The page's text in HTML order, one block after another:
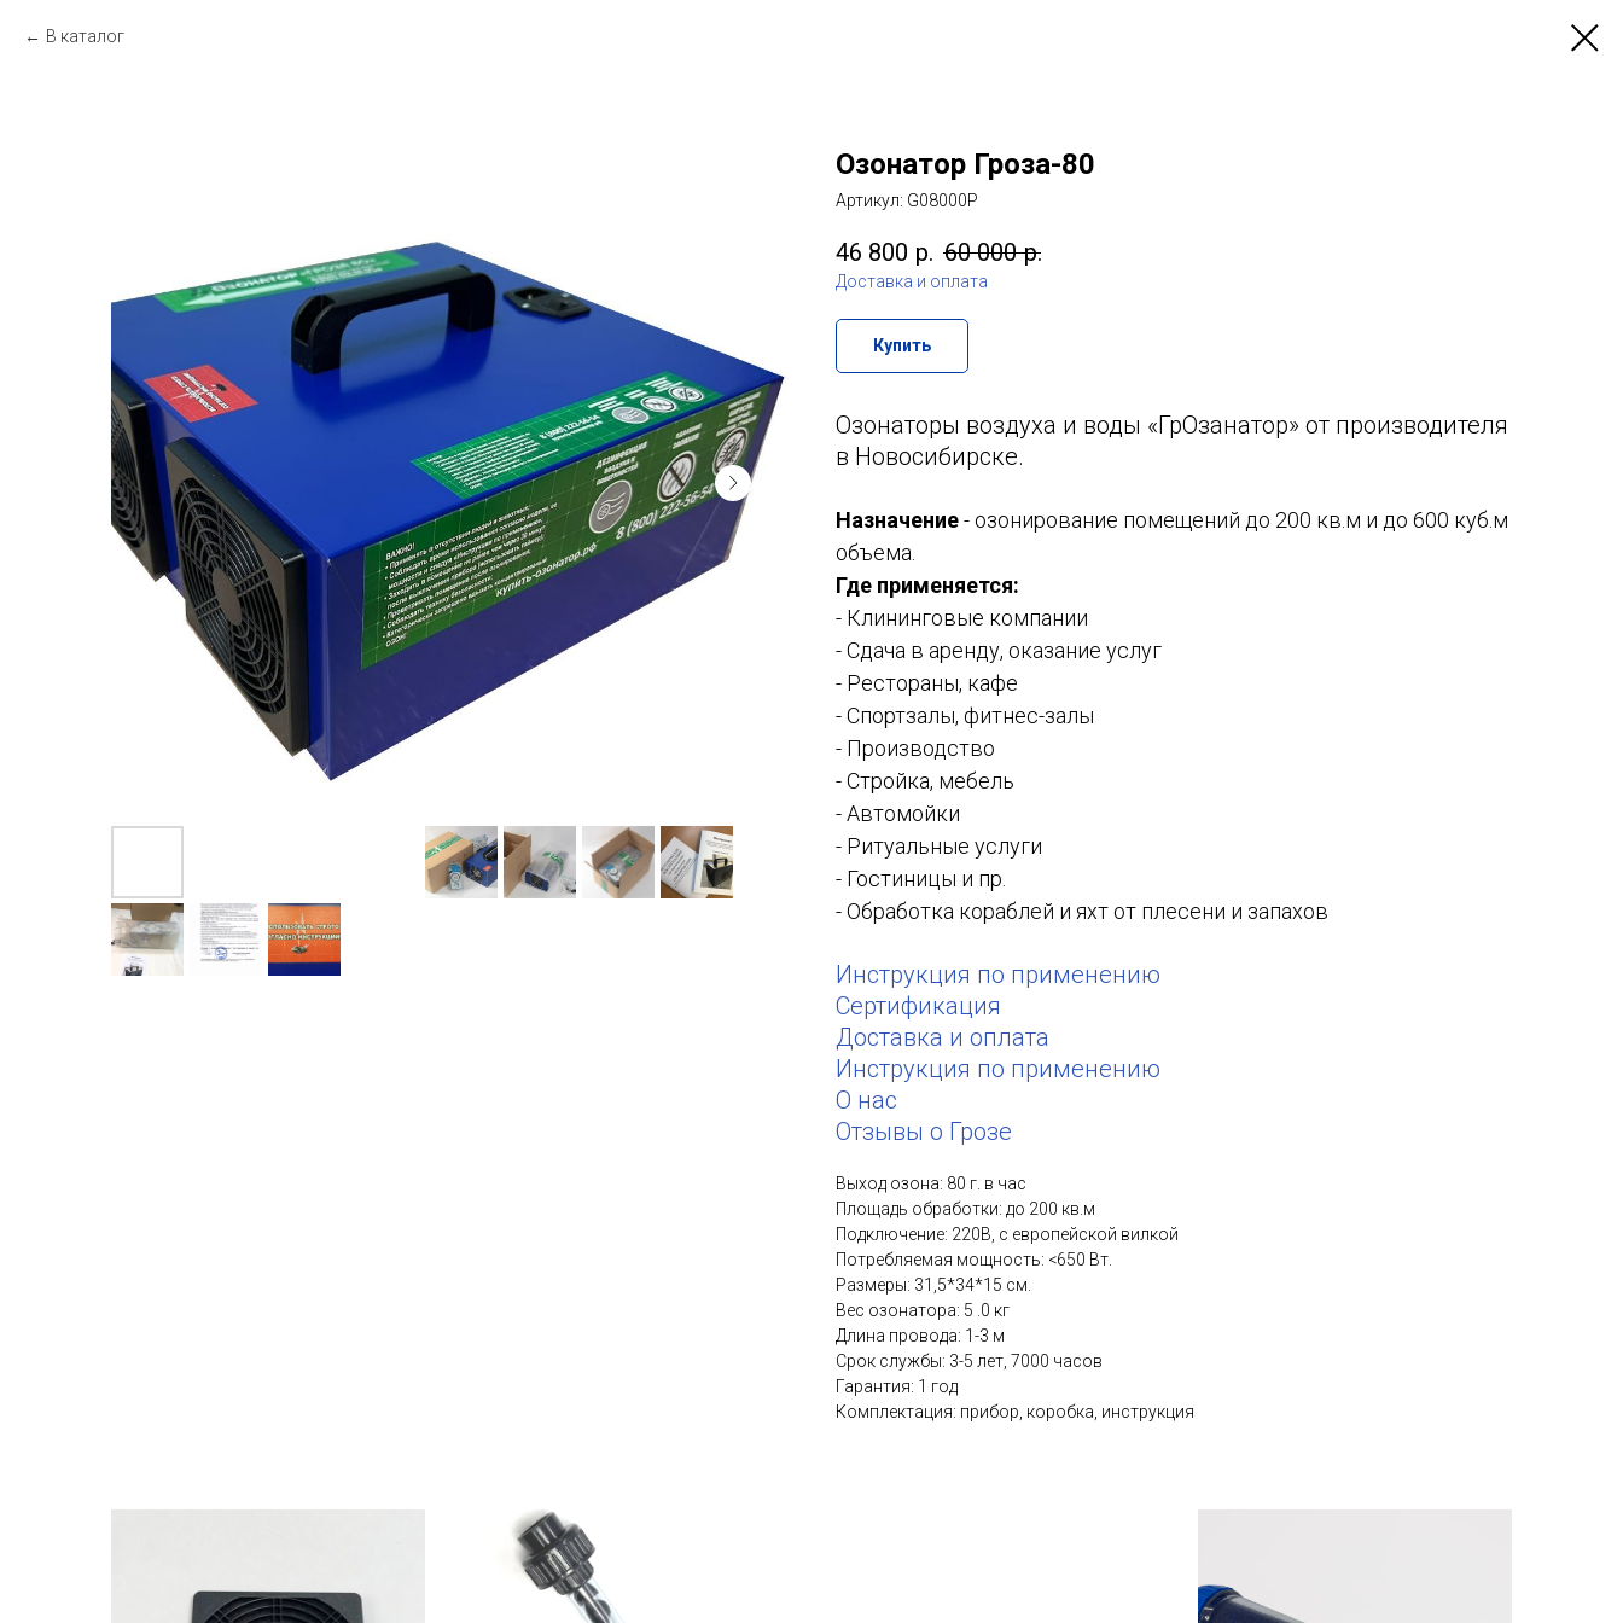
В каталог
Озонатор Гроза-80
Артикул: G08000P
46 800 р. 60 000 р.
Доставка и оплата
Купить
Озонаторы воздуха и воды «ГрОзанатор» от производителя
в Новосибирске.
Назначение- озонирование помещений до 200 кв.м и до 600 куб.м
объема.
Где применяется:
- Клининговые компании
- Сдача в аренду, оказание услуг
- Рестораны, кафе
- Спортзалы, фитнес-залы
- Производство
- Стройка, мебель
- Автомойки
- Ритуальные услуги
- Гостиницы и пр.
- Обработка кораблей и яхт от плесени и запахов
Инструкция по применению
Сертификация
Доставка и оплата
Инструкция по применению
О нас
Отзывы о Грозе
Выход озона: 80 г. в час
Площадь обработки: до 200 кв.м
Подключение: 220В, с европейской вилкой
Потребляемая мощность: <650 Вт.
Размеры: 31,5*34*15 см.
Вес озонатора: 5 .0 кг
Длина провода: 1-3 м
Срок службы: 3-5 лет, 7000 часов
Гарантия: 1 год
Комплектация: прибор, коробка, инструкция